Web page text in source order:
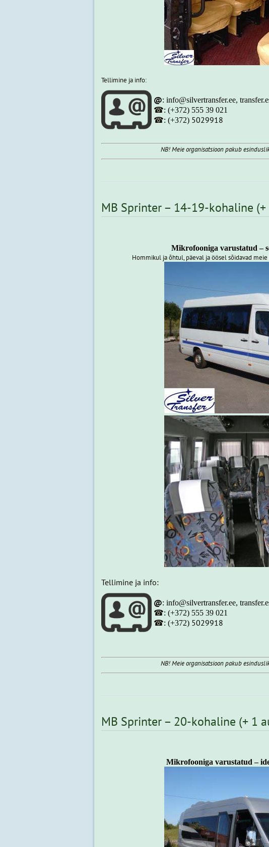
Tellimine ja info:
@: info@silvertransfer.ee,
☎: (+372) 555 39 021
☎: (+372) 5029918
NB! Meie organisatsioon pakub
MB Sprinter – 14-19-kohaline
Mikrofooniga varustatud –
Hommikul ja õhtul, päeval ja öösel sõidavad
Tellimine ja info:
@: info@silvertransfer.ee,
☎: (+372) 555 39 021
☎: (+372) 5029918
NB! Meie organisatsioon pakub
MB Sprinter – 20-kohaline (+ 1
Mikrofooniga varustatud –